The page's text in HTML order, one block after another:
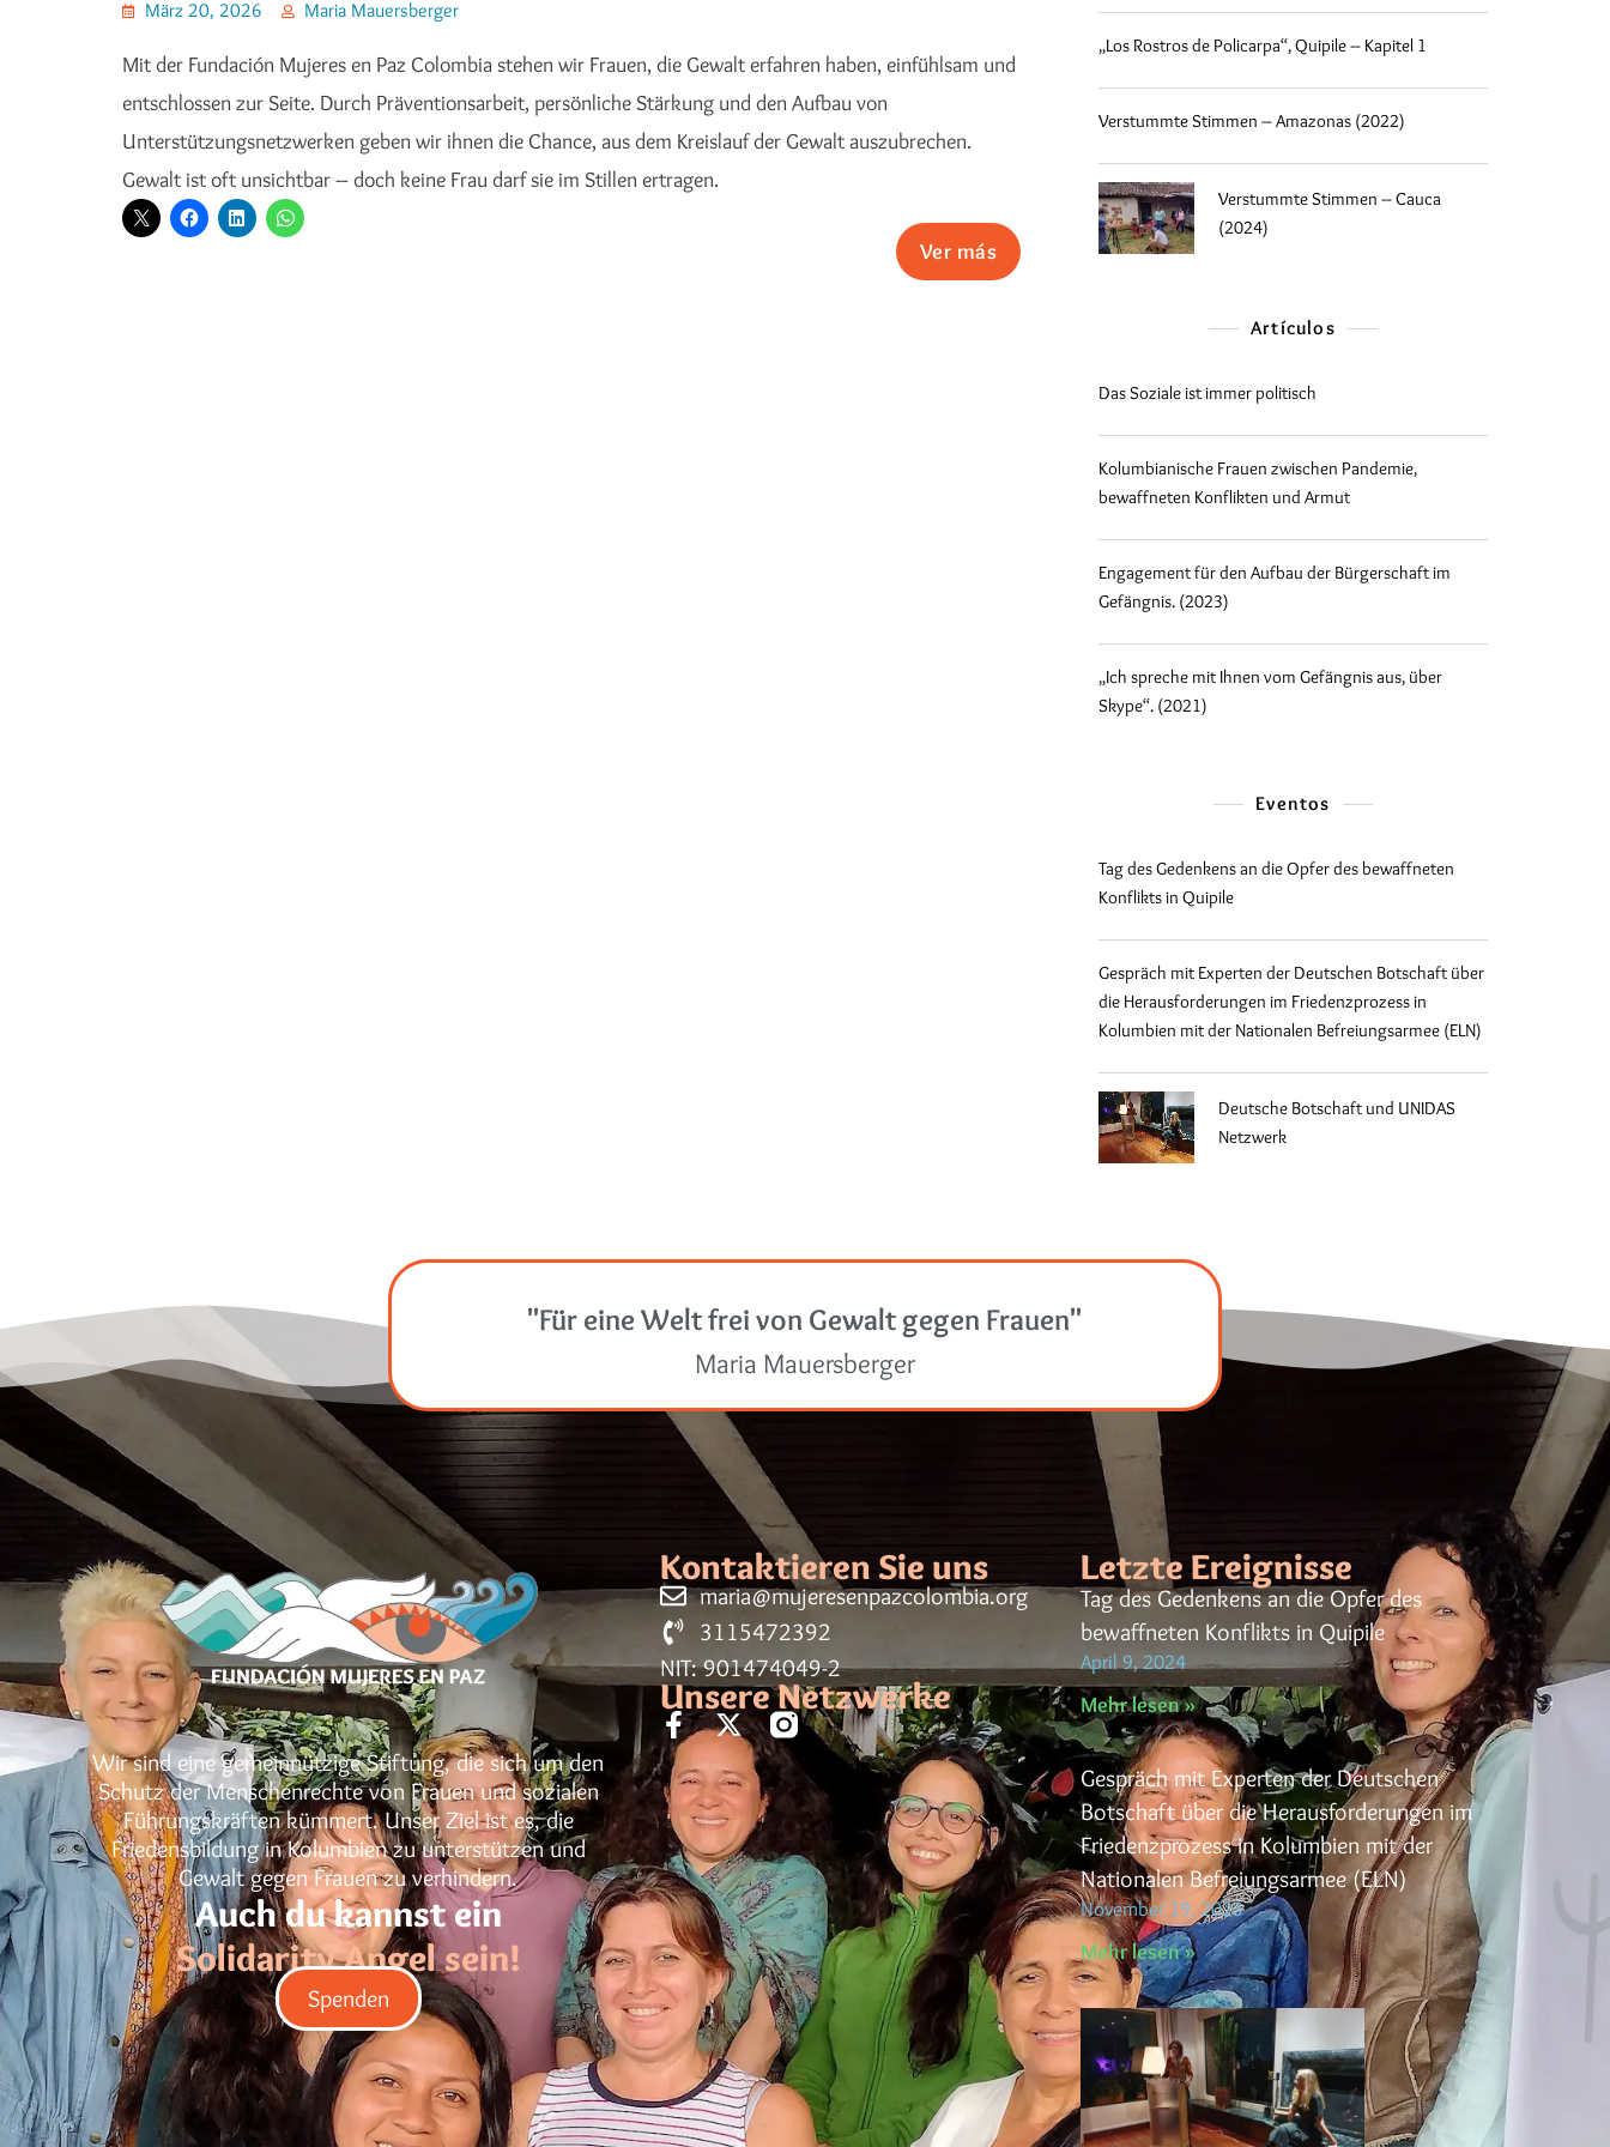
März 20, 2026 Maria Mauersberger
Mit der Fundación Mujeres en Paz Colombia stehen wir Frauen, die Gewalt erfahren haben, einfühlsam und
entschlossen zur Seite. Durch Präventionsarbeit, persönliche Stärkung und den Aufbau von
Unterstützungsnetzwerken geben wir ihnen die Chance, aus dem Kreislauf der Gewalt auszubrechen.
Gewalt ist oft unsichtbar – doch keine Frau darf sie im Stillen ertragen.
Ver más
„Los Rostros de Policarpa“, Quipile – Kapitel 1
Verstummte Stimmen – Amazonas (2022)
Verstummte Stimmen – Cauca
(2024)
Artículos
Das Soziale ist immer politisch
Kolumbianische Frauen zwischen Pandemie,
bewaffneten Konflikten und Armut
Engagement für den Aufbau der Bürgerschaft im
Gefängnis. (2023)
„Ich spreche mit Ihnen vom Gefängnis aus, über
Skype“. (2021)
Eventos
Tag des Gedenkens an die Opfer des bewaffneten
Konflikts in Quipile
Gespräch mit Experten der Deutschen Botschaft über
die Herausforderungen im Friedenzprozess in
Kolumbien mit der Nationalen Befreiungsarmee (ELN)
Deutsche Botschaft und UNIDAS
Netzwerk
"Für eine Welt frei von Gewalt gegen Frauen"
Maria Mauersberger
Wir sind eine gemeinnützige Stiftung, die sich um den
Schutz der Menschenrechte von Frauen und sozialen
Führungskräften kümmert. Unser Ziel ist es, die
Friedensbildung in Kolumbien zu unterstützen und
Gewalt gegen Frauen zu verhindern.
Auch du kannst ein
Solidarity Angel sein!
Spenden
Kontaktieren Sie uns
maria@mujeresenpazcolombia.org
3115472392
NIT: 901474049-2
Unsere Netzwerke
Letzte Ereignisse
Tag des Gedenkens an die Opfer des
bewaffneten Konflikts in Quipile
April 9, 2024
Mehr lesen »
Gespräch mit Experten der Deutschen
Botschaft über die Herausforderungen im
Friedenzprozess in Kolumbien mit der
Nationalen Befreiungsarmee (ELN)
November 19, 2023
Mehr lesen »